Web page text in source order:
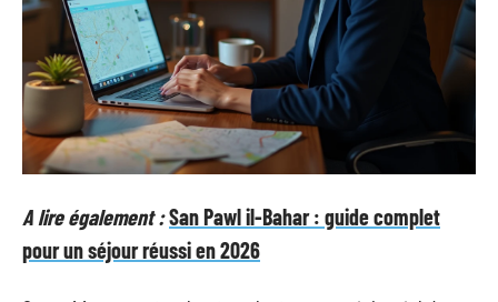
A lire également :San Pawl il-Bahar : guide complet
pour un séjour réussi en 2026